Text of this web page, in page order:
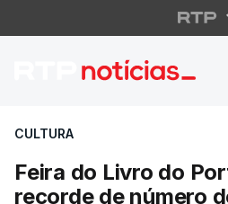
Feira do
CULTURA
Feira do Livro do
recorde de número